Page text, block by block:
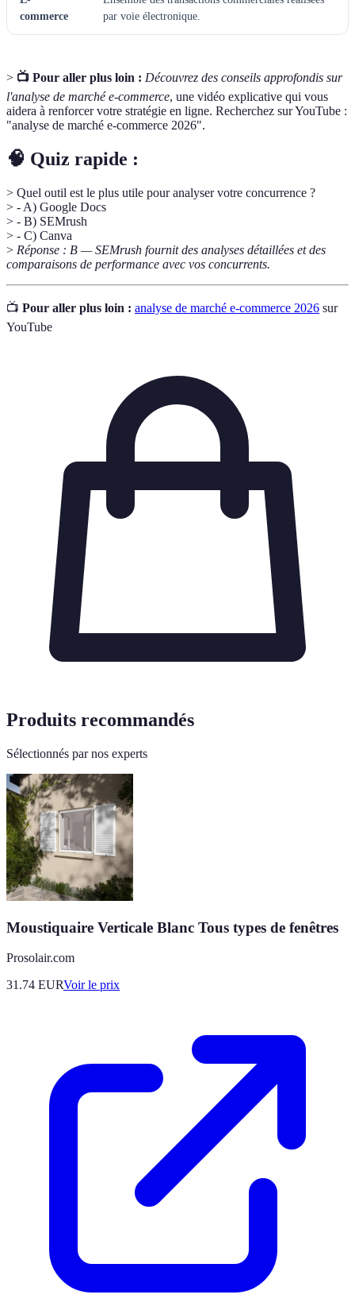
commerce
par voie électronique.
> 📺 Pour aller plus loin : Découvrez des conseils approfondis sur
l'analyse de marché e-commerce, une vidéo explicative qui vous
aidera à renforcer votre stratégie en ligne. Recherchez sur YouTube :
"analyse de marché e-commerce 2026".
🧠 Quiz rapide :
> Quel outil est le plus utile pour analyser votre concurrence ?
> - A) Google Docs
> - B) SEMrush
> - C) Canva
> Réponse : B — SEMrush fournit des analyses détaillées et des
comparaisons de performance avec vos concurrents.
📺 Pour aller plus loin : analyse de marché e-commerce 2026 sur
YouTube
Produits recommandés
Sélectionnés par nos experts
Moustiquaire Verticale Blanc Tous types de fenêtres
Prosolair.com
31.74 EURVoir le prix